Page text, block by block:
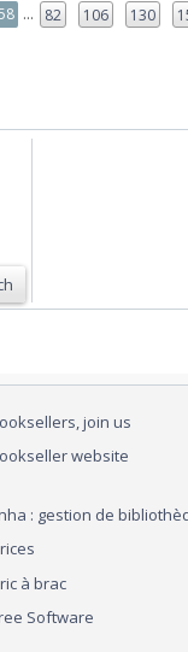
... 82 106 130
join us
website
: gestion de
à brac
Software